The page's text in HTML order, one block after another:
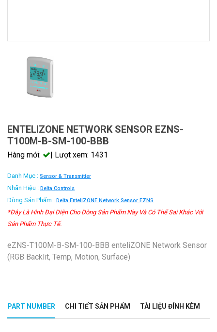
ENTELIZONE NETWORK SENSOR EZNS-
T100M-B-SM-100-BBB
Hàng mới: | Lượt xem: 1431
Danh Mục : Sensor & Transmitter
Nhãn Hiệu : Delta Controls
Dòng Sản Phẩm : Delta EnteliZONE Network Sensor EZNS
*Đây Là Hình Đại Diện Cho Dòng Sản Phẩm Này Và Có Thể Sai Khác Với
Sản Phẩm Thực Tế.
eZNS-T100M-B-SM-100-BBB enteliZONE Network Sensor
(RGB Backlit, Temp, Motion, Surface)
PART NUMBER CHI TIẾT SẢN PHẨM TÀI LIỆU ĐÍNH KÈM